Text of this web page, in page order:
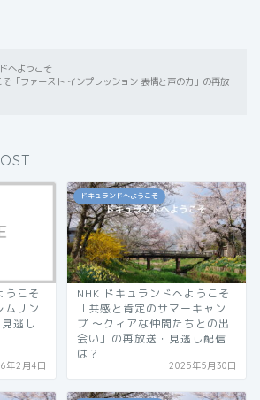
へようこそ
そ「ファースト インプレッション 表情と声の力」の再放
うこそ
ムリン
逃し
年2月4日
ドキュランドへようこそ
NHK ドキュランドへようこそ
「共感と肯定のサマーキャン
プ 〜クィアな仲間たちとの出
会い」の再放送・見逃し配信
は？
2025年5月30日